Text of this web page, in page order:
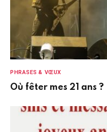
PHRASES & VŒUX
Où fêter mes 21 ans ?